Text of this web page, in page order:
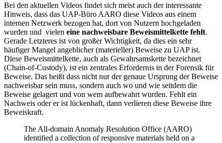
Bei den aktuellen Videos findet sich meist auch der interessante
Hinweis, dass das UAP-Büro AARO diese Videos aus einem
internen Netzwerk bezogen hat, dort von Nutzern hochgeladen
wurden und vielen eine nachweisbare Beweismittelkette fehlt.
Gerade Letzteres ist von großer Wichtigkeit, da dies ein sehr
häufiger Mangel angeblicher (materieller) Beweise zu UAP ist.
Diese Beweismittelkette, auch als Gewahrsamskette bezeichnet
(Chain-of-Custody), ist ein zentrales Erfordernis in der Forensik für
Beweise. Das heißt dass nicht nur der genaue Ursprung der Beweise
nachweisbar sein muss, sondern auch wo und wie seitdem die
Beweise gelagert und von wem aufbewahrt wurden. Fehlt ein
Nachweis oder er ist lückenhaft, dann verlieren diese Beweise ihre
Beweiskraft.
The All-domain Anomaly Resolution Office (AARO)
identified a collection of responsive materials held on a